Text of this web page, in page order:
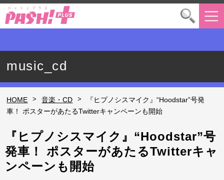
music_cd
HOME > 音楽・CD >
『ヒプノシスマイク』“Hoodstar”号発
車！ ポスターがあたるTwitterキャンペーンも開始
『ヒプノシスマイク』“Hoodstar”号
発車！ ポスターがあたるTwitterキャ
ンペーンも開始